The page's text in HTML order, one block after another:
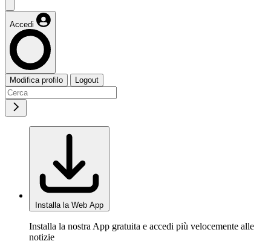
Accedi
Modifica profilo Logout
Installa la Web App
Installa la nostra App gratuita e accedi più velocemente alle
notizie